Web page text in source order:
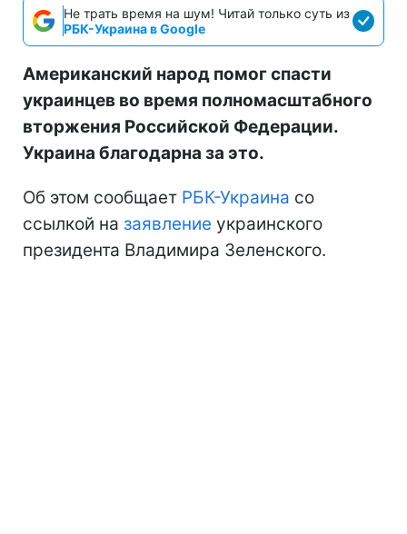
Не трать время на шум! Читай только суть из
РБК-Украина в Google
Американский народ помог спасти
украинцев во время полномасштабного
вторжения Российской Федерации.
Украина благодарна за это.
Об этом сообщает РБК-Украина со
ссылкой на заявление украинского
президента Владимира Зеленского.